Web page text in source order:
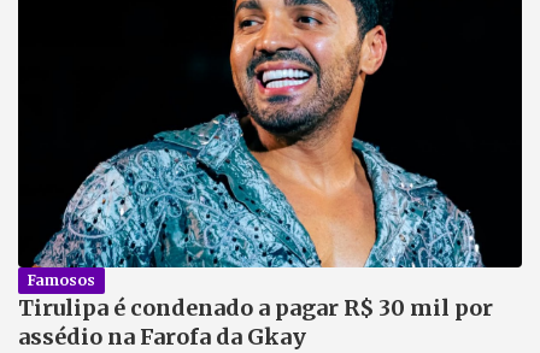
Famosos
Tirulipa é condenado a pagar R$ 30 mil por
assédio na Farofa da Gkay